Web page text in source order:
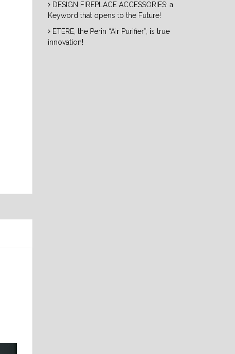
DESIGN FIREPLACE ACCESSORIES: a
Keyword that opens to the Future!
ETERE, the Perin “Air Purifier”, is true
innovation!